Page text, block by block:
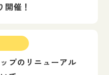
開催！
プのリニューアル